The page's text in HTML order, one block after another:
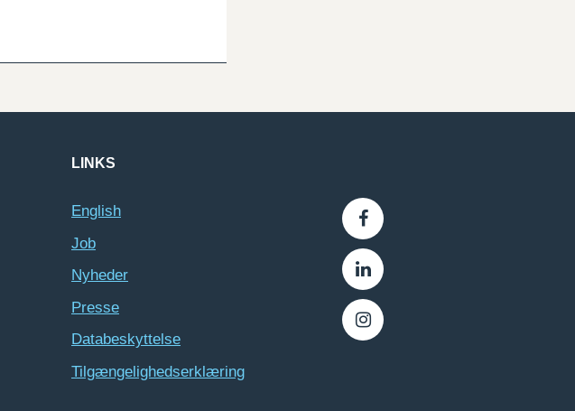
LINKS
English
Job
Nyheder
Presse
Databeskyttelse
Tilgængelighedserklæring